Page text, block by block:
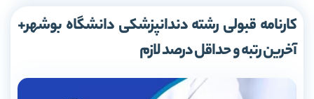
کارنامه قبولی رشته دندانپزشکی دانشگاه بوشهر+
آخرین رتبه و حداقل درصد لازم